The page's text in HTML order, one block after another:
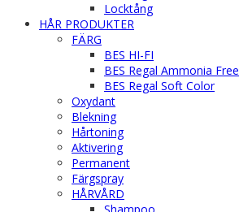
Locktång
HÅR PRODUKTER
FÄRG
BES HI-FI
BES Regal Ammonia Free
BES Regal Soft Color
Oxydant
Blekning
Hårtoning
Aktivering
Permanent
Färgspray
HÅRVÅRD
Shampoo